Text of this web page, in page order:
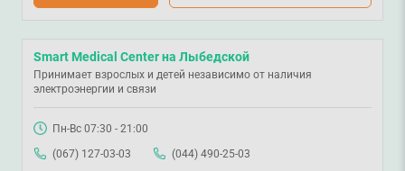
Smart Medical Center на Лыбедской
Принимает взрослых и детей независимо от наличия
электроэнергии и связи
Пн-Вс 07:30 - 21:00
(067) 127-03-03
(044) 490-25-03